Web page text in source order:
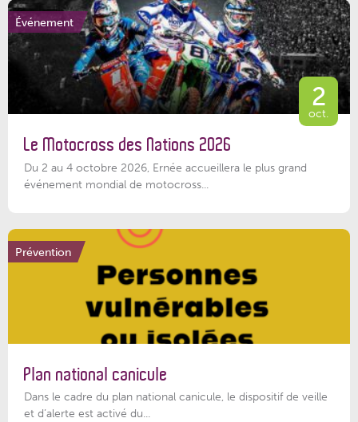
Événement
2
oct.
Le Motocross des Nations 2026
Du 2 au 4 octobre 2026, Ernée accueillera le plus grand
événement mondial de motocross...
Prévention
Plan national canicule
Dans le cadre du plan national canicule, le dispositif de veille
et d’alerte est activé du...